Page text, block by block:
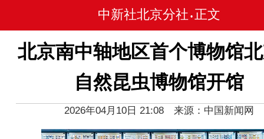
中新社北京分社 • 正文
北京南中轴地区首个博物馆
自然昆虫博物馆开馆
2026年04月10日 21:08 来源：中国新闻网